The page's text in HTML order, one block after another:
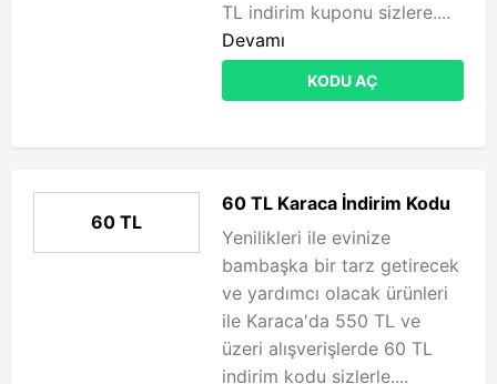
TL indirim kuponu sizlere....
Devamı
KODU AÇ
60 TL
60 TL Karaca İndirim Kodu
Yenilikleri ile evinize
bambaşka bir tarz getirecek
ve yardımcı olacak ürünleri
ile Karaca'da 550 TL ve
üzeri alışverişlerde 60 TL
indirim kodu sizlerle....